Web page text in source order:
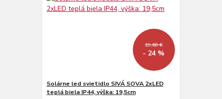
19,60 €
- 24 %
Solárne led svietidlo SIVÁ SOVA 2xLED
teplá biela IP44, výška: 19,5cm